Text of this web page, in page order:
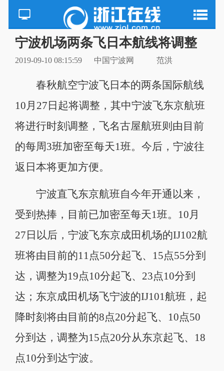
宁波机场两条飞日本航线将调整
2019-09-10 08:15:59 中国宁波网 范洪
春秋航空宁波飞日本的两条国际航线
10月27日起将调整，其中宁波飞东京航班
将进行时刻调整，飞名古屋航班则由目前
的每周3班加密至每天1班。今后，宁波往
返日本将更加方便。
宁波直飞东京航班自今年开通以来，
受到热捧，目前已加密至每天1班。10月
27日以后，宁波飞东京成田机场的IJ102航
班将由目前的11点50分起飞、15点55分到
达，调整为19点10分起飞、23点10分到
达；东京成田机场飞宁波的IJ101航班，起
降时刻将由目前的8点20分起飞、10点50
分到达，调整为15点20分从东京起飞、18
点10分到达宁波。